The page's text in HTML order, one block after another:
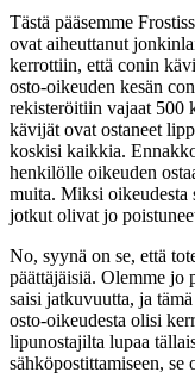
Tästä pääsemme
ovat aiheuttanut
kerrottiin, että conin
osto-oikeuden kesän
rekisteröitiin vajaat 500
kävijät ovat ostaneet
koskisi kaikkia.
henkilölle oikeuden
muita. Miksi oikeudesta
jotkut olivat jo
No, syynä on se, että
päättäjäisiä. Olemme jo
saisi jatkuvuutta, ja
osto-oikeudesta olisi
lipunostajilta lupaa
sähköpostittamiseen, se